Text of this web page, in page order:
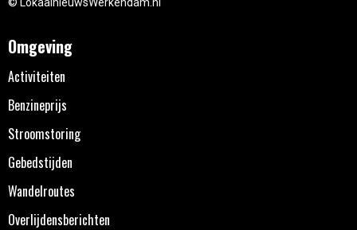
Omgeving
Activiteiten
Benzineprijs
Stroomstoring
Gebedstijden
Wandelroutes
Overlijdensberichten